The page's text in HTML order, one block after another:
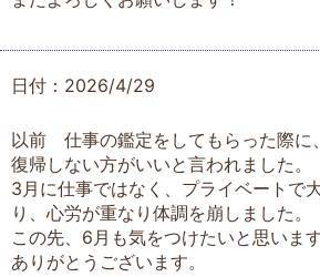
日付：2026/4/29
以前 仕事の鑑定をしてもらった際に
復帰しない方がいいと言われました。
3月に仕事ではなく、プライベートで
り、心労が重なり体調を崩しました。
この先、6月も気をつけたいと思います
ありがとうございます。